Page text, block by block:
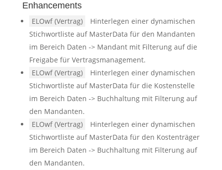
Enhancements
ELOwf (Vertrag)
Hinterlegen einer dynamischen
Stichwortliste auf MasterData für den Mandanten
im Bereich Daten -> Mandant mit Filterung auf die
Freigabe für Vertragsmanagement.
ELOwf (Vertrag)
Hinterlegen einer dynamischen
Stichwortliste auf MasterData für die Kostenstelle
im Bereich Daten -> Buchhaltung mit Filterung auf
den Mandanten.
ELOwf (Vertrag)
Hinterlegen einer dynamischen
Stichwortliste auf MasterData für den Kostenträger
im Bereich Daten -> Buchhaltung mit Filterung auf
den Mandanten.